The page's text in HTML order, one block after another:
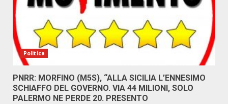
Politica
PNRR: MORFINO (M5S), “ALLA SICILIA L’ENNESIMO
SCHIAFFO DEL GOVERNO. VIA 44 MILIONI, SOLO
PALERMO NE PERDE 20. PRESENTO